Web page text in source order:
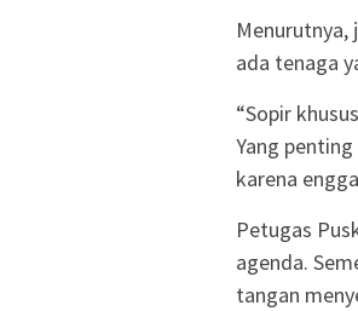
ada tenaga
“Sopir
Yang
karena
Petugas
agenda.
tangan